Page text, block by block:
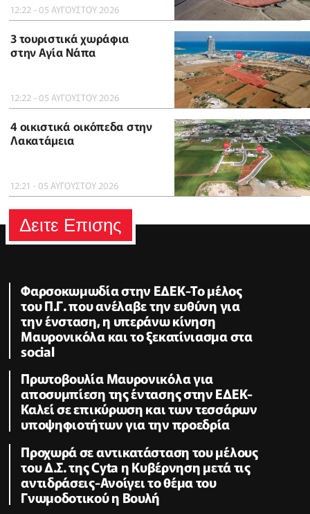
12:22 - 05 ΑΥΓΟΥΣΤΟΥ 2026
3 τουριστικά χωράφια
στην Αγία Νάπα
12:22 - 05 ΑΥΓΟΥΣΤΟΥ 2026
4 οικιστικά οικόπεδα στην
Λακατάμεια
12:21 - 05 ΑΥΓΟΥΣΤΟΥ 2026
Δειτε Επισης
Φαρσοκωμωδία στην ΕΔΕΚ-Το μέλος
του Π.Γ. που ανέλαβε την ευθύνη για
την ένσταση, η υπεράνω κίνηση
Μαυρονικόλα και το ξεκατίνιασμα στα
social
Πρωτοβουλία Μαυρονικόλα για
αποσυμπίεση της έντασης στην ΕΔΕΚ-
Καλεί σε επικύρωση και των τεσσάρων
υποψηφιοτήτων για την προεδρία
Προχωρά σε αντικατάσταση του μέλους
του Δ.Σ. της Cyta η Κυβέρνηση μετά τις
αντιδράσεις-Ανοίγει το θέμα του
Γνωμοδοτικού η Βουλή